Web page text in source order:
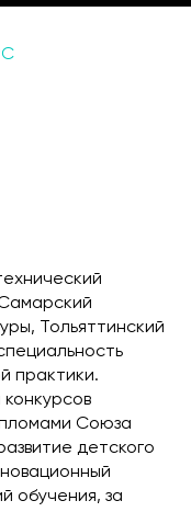
Тольяттинский
практики.
Союза
детского
обучения, за